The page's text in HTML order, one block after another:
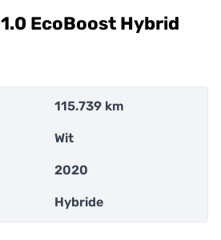
1.0 EcoBoost Hybrid
115.739 km
Wit
2020
Hybride